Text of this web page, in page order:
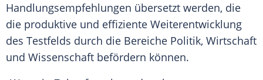
Handlungsempfehlungen übersetzt werden, die
die produktive und effiziente Weiterentwicklung
des Testfelds durch die Bereiche Politik, Wirtschaft
und Wissenschaft befördern können.